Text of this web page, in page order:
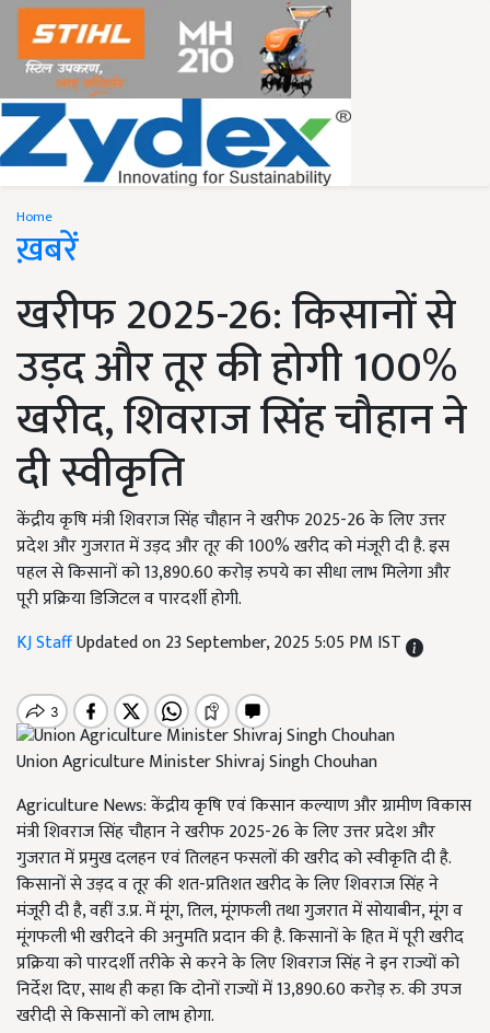
Home
ख़बरें
खरीफ 2025-26: किसानों से
उड़द और तूर की होगी 100%
खरीद, शिवराज सिंह चौहान ने
दी स्वीकृति
केंद्रीय कृषि मंत्री शिवराज सिंह चौहान ने खरीफ 2025-26 के लिए उत्तर
प्रदेश और गुजरात में उड़द और तूर की 100% खरीद को मंजूरी दी है. इस
पहल से किसानों को 13,890.60 करोड़ रुपये का सीधा लाभ मिलेगा और
पूरी प्रक्रिया डिजिटल व पारदर्शी होगी.
KJ StaffUpdated on 23 September, 2025 5:05 PM IST
Union Agriculture Minister Shivraj Singh Chouhan
Agriculture News: केंद्रीय कृषि एवं किसान कल्याण और ग्रामीण विकास
मंत्री शिवराज सिंह चौहान ने खरीफ 2025-26 के लिए उत्तर प्रदेश और
गुजरात में प्रमुख दलहन एवं तिलहन फसलों की खरीद को स्वीकृति दी है.
किसानों से उड़द व तूर की शत-प्रतिशत खरीद के लिए शिवराज सिंह ने
मंजूरी दी है, वहीं उ.प्र. में मूंग, तिल, मूंगफली तथा गुजरात में सोयाबीन, मूंग व
मूंगफली भी खरीदने की अनुमति प्रदान की है. किसानों के हित में पूरी खरीद
प्रक्रिया को पारदर्शी तरीके से करने के लिए शिवराज सिंह ने इन राज्यों को
निर्देश दिए, साथ ही कहा कि दोनों राज्यों में 13,890.60 करोड़ रु. की उपज
खरीदी से किसानों को लाभ होगा.